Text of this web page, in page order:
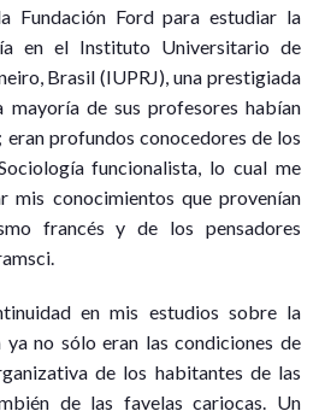
Fundación Ford para estudiar la
en el Instituto Universitario de
Brasil (IUPRJ), una prestigiada
mayoría de sus profesores habían
profundos conocedores de los
funcionalista, lo cual me
mis conocimientos que provenían
francés y de los pensadores
en mis estudios sobre la
no sólo eran las condiciones de
de los habitantes de las
de las favelas cariocas. Un